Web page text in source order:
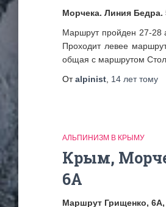
Морчека. Линия Бедра.
Маршрут пройден 27-28
Проходит левее
общая с маршрутом
Отalpinist 14 леттому
АЛЬПИНИЗМ В КРЫМУ
Крым,
6А
Маршрут Грищенко, 6А,